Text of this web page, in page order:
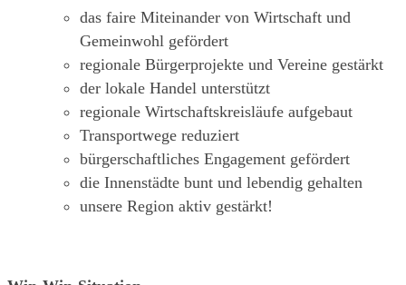
das faire Miteinander von Wirtschaft und
Gemeinwohl gefördert
regionale Bürgerprojekte und Vereine gestärkt
der lokale Handel unterstützt
regionale Wirtschaftskreisläufe aufgebaut
Transportwege reduziert
bürgerschaftliches Engagement gefördert
die Innenstädte bunt und lebendig gehalten
unsere Region aktiv gestärkt!